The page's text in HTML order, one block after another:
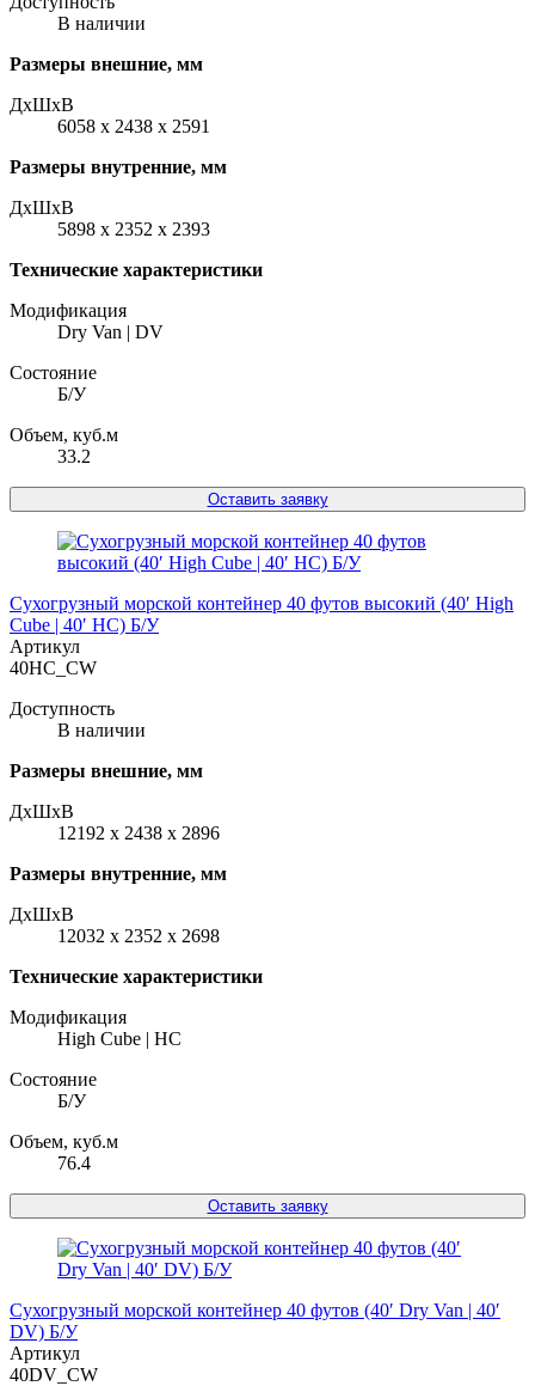
В наличии
Размеры внешние, мм
ДxШxВ
6058 x 2438 x 2591
Размеры внутренние, мм
ДxШxВ
5898 x 2352 x 2393
Технические характеристики
Модификация
Dry Van | DV
Состояние
Б/У
Объем, куб.м
33.2
Оставить заявку
Сухогрузный морской контейнер 40 футов высокий (40′ High
Cube | 40′ HC) Б/У
Артикул
40HC_CW
Доступность
В наличии
Размеры внешние, мм
ДxШxВ
12192 x 2438 x 2896
Размеры внутренние, мм
ДxШxВ
12032 x 2352 x 2698
Технические характеристики
Модификация
High Cube | HC
Состояние
Б/У
Объем, куб.м
76.4
Оставить заявку
Сухогрузный морской контейнер 40 футов (40′ Dry Van | 40′
DV) Б/У
Артикул
40DV_CW